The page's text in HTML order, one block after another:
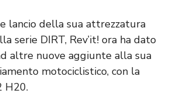
lancio della sua attrezzatura
serie DIRT, Rev’it! ora ha dato
altre nuove aggiunte alla sua
motociclistico, con la
H20.